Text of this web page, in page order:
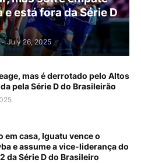
está fora da Série D
- July 26, 2025
mas é derrotado pelo Altos
pela Série D do Brasileirão
em casa, Iguatu vence o
e assume a vice-liderança do
da Série D do Brasileiro